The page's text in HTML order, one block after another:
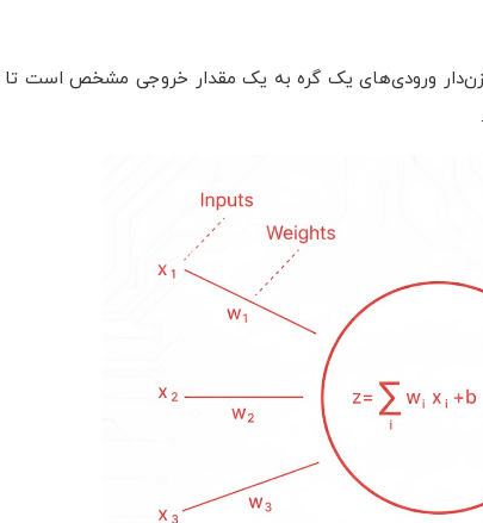
ورودی‌های یک گره به یک مقدار خروجی مشخص است تا